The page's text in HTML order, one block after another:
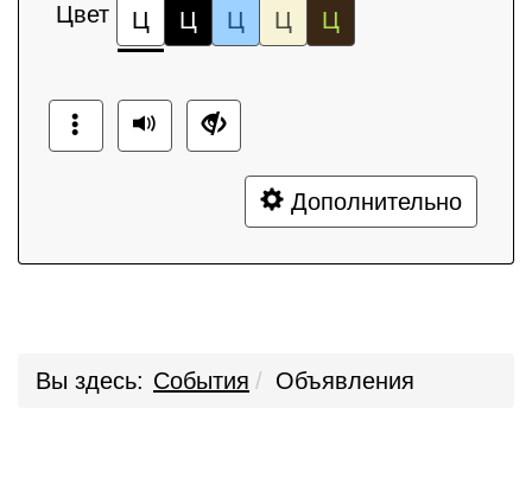
Цвет Ц Ц Ц Ц Ц
Дополнительно
Вы здесь: События Объявления